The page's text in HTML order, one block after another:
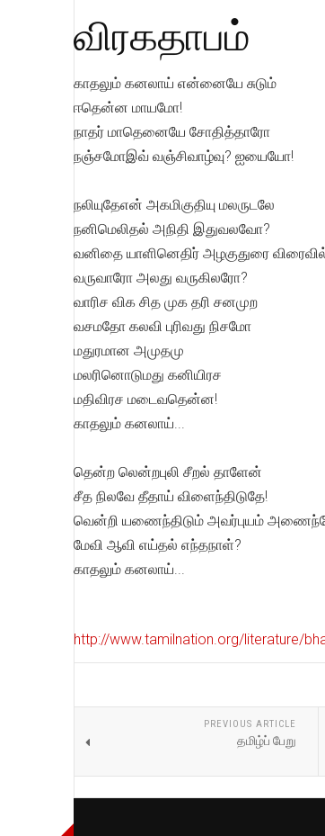
விரகதாபம்
காதலும் கனலாய் என்னையே சுடும்
ஈதென்ன மாயமோ!
நாதர் மாதெனையே சோதித்தாரோ
நஞ்சமோஇவ் வஞ்சிவாழ்வு? ஐயையோ!
நலியுதேஎன் அகமிகுதியு மலருடலே
நனிமெலிதல் அநிதி இதுவலவோ?
வனிதை யாளினெதிர் அழகுதுரை
வருவாரோ அலது வருகிலரோ?
வாரிச விக சித முக தரி சனமுற
வசமதோ கலவி புரிவது நிசமோ
மதுரமான அமுதமு
மலரினொடுமது கனியிரச
மதிவிரச மடைவதென்ன!
காதலும் கனலாய்...
தென்ற லென்றபுலி சீறல் தாளேன்
சீத நிலவே தீதாய் விளைந்திடுதே!
வென்றி யணைந்திடும் அவர்புயம்
மேவி ஆவி எய்தல் எந்தநாள்?
காதலும் கனலாய்...
http://www.tamilnation.org/literature/
PREVIOUS ARTICLE
தமிழ்ப் பேறு